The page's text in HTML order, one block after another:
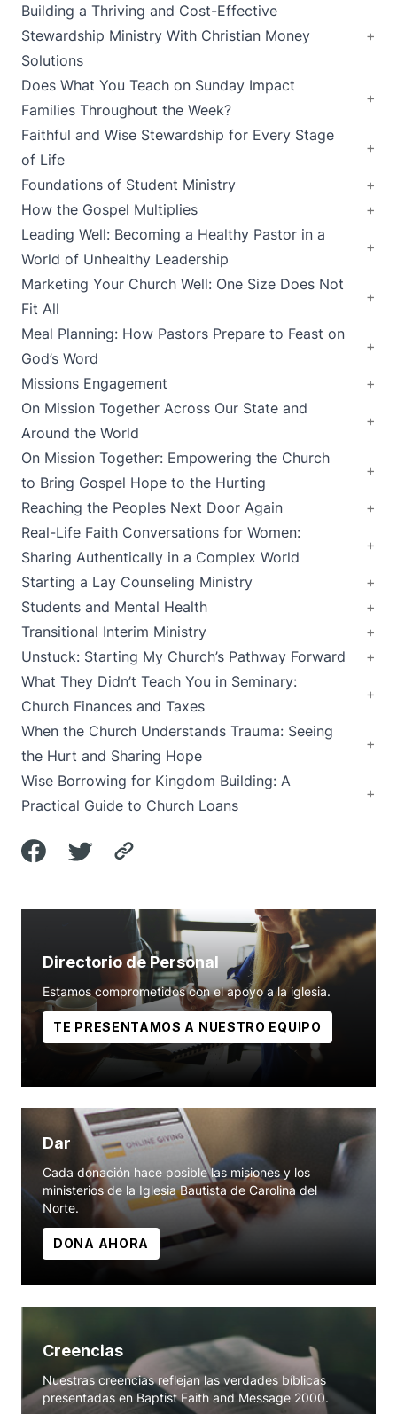
Building a Thriving and Cost-Effective
Stewardship Ministry With Christian Money
Solutions
Does What You Teach on Sunday Impact
Families Throughout the Week?
Faithful and Wise Stewardship for Every Stage
of Life
Foundations of Student Ministry
How the Gospel Multiplies
Leading Well: Becoming a Healthy Pastor in a
World of Unhealthy Leadership
Marketing Your Church Well: One Size Does Not
Fit All
Meal Planning: How Pastors Prepare to Feast on
God’s Word
Missions Engagement
On Mission Together Across Our State and
Around the World
On Mission Together: Empowering the Church
to Bring Gospel Hope to the Hurting
Reaching the Peoples Next Door Again
Real-Life Faith Conversations for Women:
Sharing Authentically in a Complex World
Starting a Lay Counseling Ministry
Students and Mental Health
Transitional Interim Ministry
Unstuck: Starting My Church’s Pathway Forward
What They Didn’t Teach You in Seminary:
Church Finances and Taxes
When the Church Understands Trauma: Seeing
the Hurt and Sharing Hope
Wise Borrowing for Kingdom Building: A
Practical Guide to Church Loans
Directorio de Personal
Estamos comprometidos con el apoyo a la iglesia.
TE PRESENTAMOS A NUESTRO EQUIPO
Dar
Cada donación hace posible las misiones y los
ministerios de la Iglesia Bautista de Carolina del
Norte.
DONA AHORA
Creencias
Nuestras creencias reflejan las verdades bíblicas
presentadas en Baptist Faith and Message 2000.